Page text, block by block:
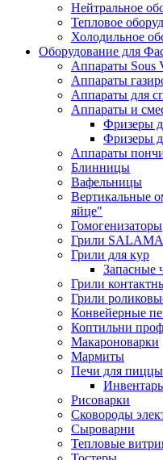
Нейтральное
Тепловое
Холодильное
Оборудование для
Аппараты Sous
Аппараты
Аппараты для
Аппараты и
Фризеры
Фризеры
Аппараты
Блинницы
Вафельницы
Вертикальные
яйце"
Гомогенизаторы
Грили
Грили для кур
Запасные
Грили
Грили
Конвейерные
Коптильни
Макароноварки
Мармиты
Печи для пиццы
Рисоварки
Сковороды
Сыроварни
Тепловые